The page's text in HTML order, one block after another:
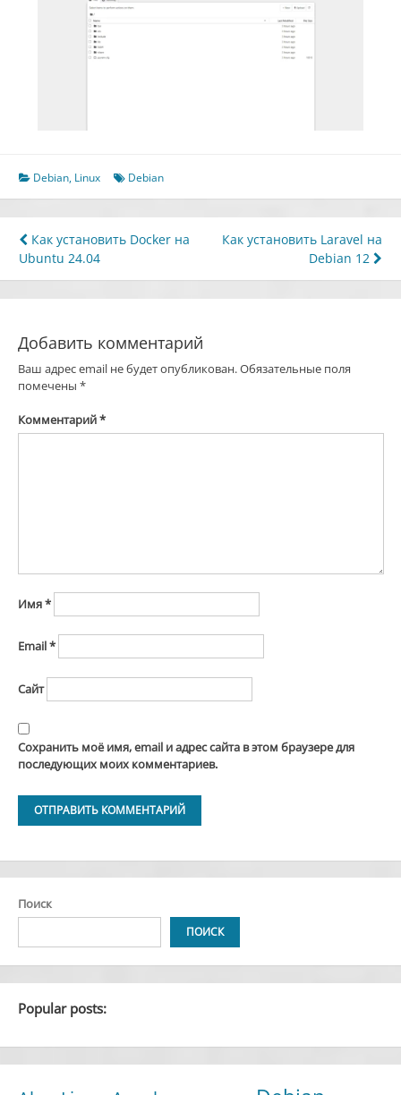
Debian, Linux Debian
Навигация
по
записям
Как установить Docker на
Ubuntu 24.04
Как установить Laravel на
Debian 12
Добавить комментарий
Ваш адрес email не будет опубликован.Обязательные поля
помечены *
Комментарий*
Имя*
Email*
Сайт
Сохранить моё имя, email и адрес сайта в этом браузере для
последующих моих комментариев.
Поиск
ПОИСК
Popular posts: